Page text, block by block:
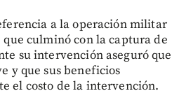
a la operación militar
que culminó con la captura de
su intervención aseguró que
y que sus beneficios
el costo de la intervención.